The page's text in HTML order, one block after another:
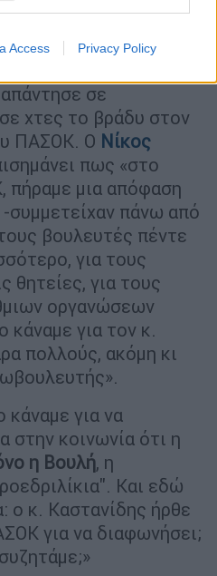
Access Privacy Policy
σε
χτες το βράδυ στον
ΠΑΣΟΚ. Ο Νίκος
πως «στο
πήραμε μια απόφαση
πάνω από
βουλευτές πέντε
για τους
θητείες, για τους
οργανώσεων
κάναμε για τον κ.
πολλούς, ακόμη κι
για να
στην κοινωνία ότι η
η Βουλή, η
Και εδώ
ο κ. Καστανίδης ήρθε
για να διαφωνήσει;